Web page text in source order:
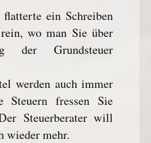
ein Schreiben
wo man Sie über
der Grundsteuer
werden auch immer
Steuern fressen Sie
Steuerberater will
wieder mehr.